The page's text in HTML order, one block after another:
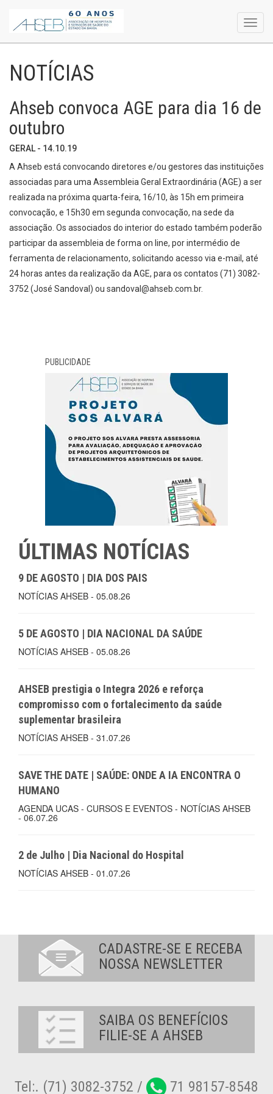
NOTÍCIAS
Ahseb convoca AGE para dia 16 de
outubro
GERAL - 14.10.19
A Ahseb está convocando diretores e/ou gestores das instituições
associadas para uma Assembleia Geral Extraordinária (AGE) a ser
realizada na próxima quarta-feira, 16/10, às 15h em primeira
convocação, e 15h30 em segunda convocação, na sede da
associação. Os associados do interior do estado também poderão
participar da assembleia de forma on line, por intermédio de
ferramenta de relacionamento, solicitando acesso via e-mail, até
24 horas antes da realização da AGE, para os contatos (71) 3082-
3752 (José Sandoval) ou sandoval@ahseb.com.br.
PUBLICIDADE
ÚLTIMAS NOTÍCIAS
9 DE AGOSTO | DIA DOS PAIS
NOTÍCIAS AHSEB - 05.08.26
5 DE AGOSTO | DIA NACIONAL DA SAÚDE
NOTÍCIAS AHSEB - 05.08.26
AHSEB prestigia o Integra 2026 e reforça
compromisso com o fortalecimento da saúde
suplementar brasileira
NOTÍCIAS AHSEB - 31.07.26
SAVE THE DATE | SAÚDE: ONDE A IA ENCONTRA O
HUMANO
AGENDA UCAS - CURSOS E EVENTOS - NOTÍCIAS AHSEB
- 06.07.26
2 de Julho | Dia Nacional do Hospital
NOTÍCIAS AHSEB - 01.07.26
CADASTRE-SE E RECEBA
NOSSA NEWSLETTER
SAIBA OS BENEFÍCIOS
FILIE-SE A AHSEB
Tel:. (71) 3082-3752 / 71 98157-8548